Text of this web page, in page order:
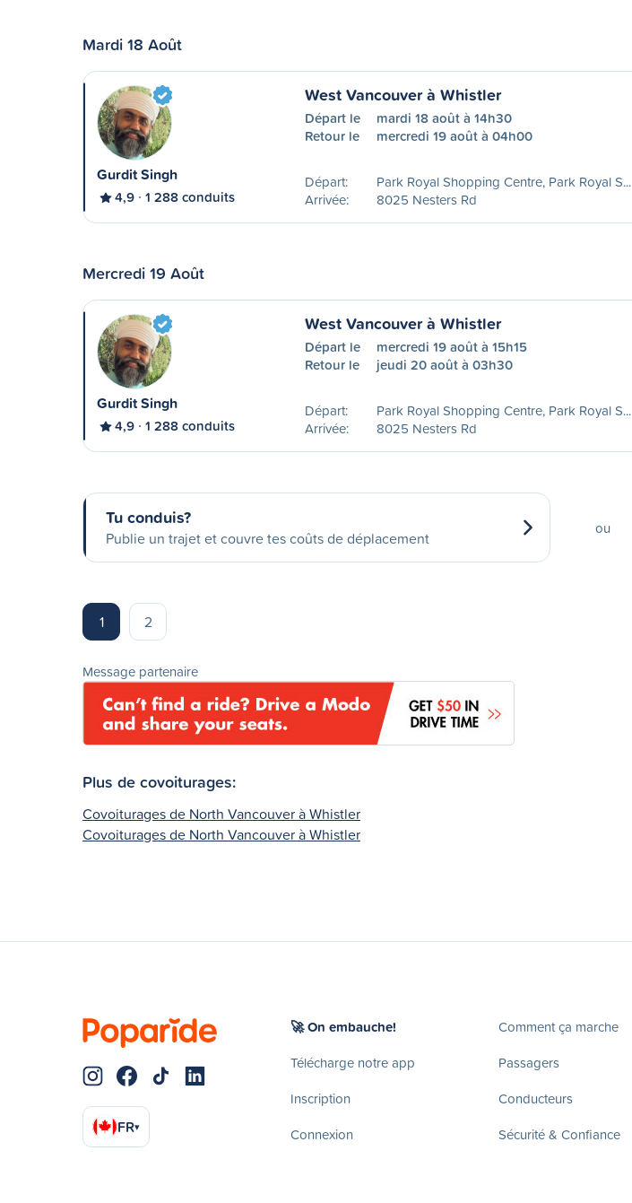
Mardi 18 Août
Gurdit Singh
4,9 1 288 conduits
West Vancouver à Whistler
Départ le
mardi 18 août à 14h30
Retour le
mercredi 19 août à 04h00
Départ:
Park Royal Shopping Centre, Park Royal S...
Arrivée:
8025 Nesters Rd
Mercredi 19 Août
Gurdit Singh
4,9 1 288 conduits
West Vancouver à Whistler
Départ le
mercredi 19 août à 15h15
Retour le
jeudi 20 août à 03h30
Départ:
Park Royal Shopping Centre, Park Royal S...
Arrivée:
8025 Nesters Rd
Tu conduis?
Publie un trajet et couvre tes coûts de déplacement
ou
1 2
Message partenaire
Plus de covoiturages:
Covoiturages de North Vancouver à Whistler
Covoiturages de North Vancouver à Whistler
FR▾
🚀 On embauche!
Télécharge notre app
Inscription
Connexion
Comment ça marche
Passagers
Conducteurs
Sécurité & Confiance